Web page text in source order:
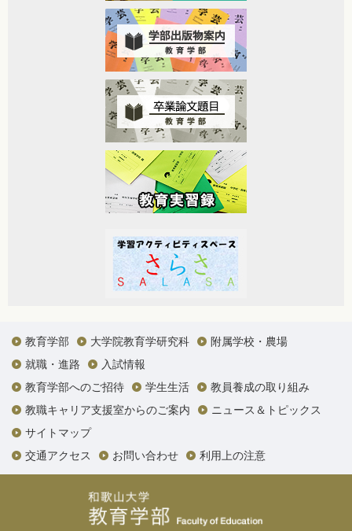
教育学部 大学院教育学研究科
附属学校・農場
就職・進路
入試情報
教育学部へのご招待
学生生活
教員養成の取り組み
教職キャリア支援室からのご案内
ニュース＆トピックス
サイトマップ
交通アクセス
お問い合わせ 利用上の注意